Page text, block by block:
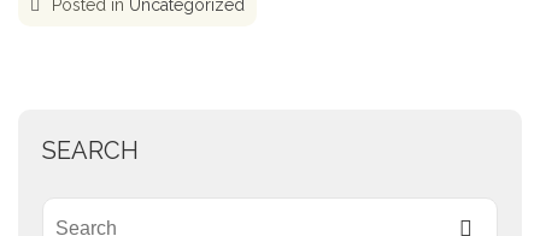
Posted in Uncategorized
SEARCH